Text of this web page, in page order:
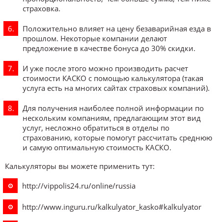
страховка.
Положительно влияет на цену безаварийная езда в
прошлом. Некоторые компании делают
предложение в качестве бонуса до 30% скидки.
И уже после этого можно производить расчет
стоимости КАСКО с помощью калькулятора (такая
услуга есть на многих сайтах страховых компаний).
Для получения наиболее полной информации по
нескольким компаниям, предлагающим этот вид
услуг, несложно обратиться в отделы по
страхованию, которые помогут рассчитать среднюю
и самую оптимальную стоимость КАСКО.
Калькуляторы вы можете применить тут:
http://vippolis24.ru/online/russia
http://www.inguru.ru/kalkulyator_kasko#kalkulyator